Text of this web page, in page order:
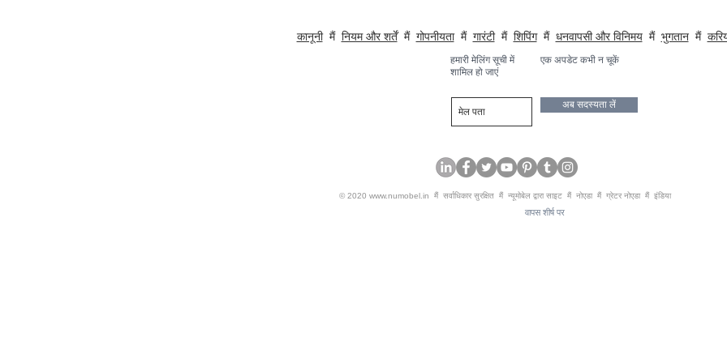
कानूनीमैं नियम और शर्तेंमैं गोपनीयतामैं गारंटीमैं शिपिंगमैं धनवापसी और विनिमयमैं भुगतानमैं
हमारी मेलिंग सूची में
शामिल हो जाएं
एक अपडेट कभी न चूकें
अब सदस्यता लें
© 2020 www.numobel.in मैं सर्वाधिकार सुरक्षित मैं न्यूमोबेल द्वारा साइट मैं नोएडा मैं ग्रेटर नोएडा मैं इंडिया
वापस शीर्ष पर